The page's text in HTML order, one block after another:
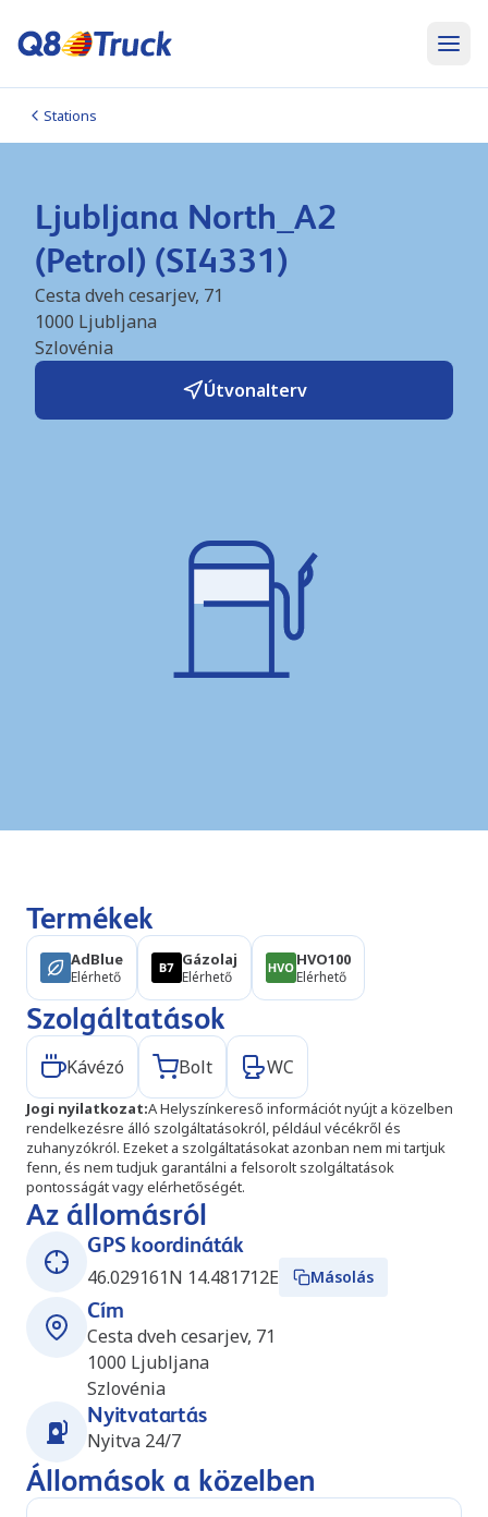
Stations
Ljubljana North_A2
(Petrol) (SI4331)
Cesta dveh cesarjev, 71
1000 Ljubljana
Szlovénia
Útvonalterv
Termékek
AdBlue
Elérhető
Gázolaj
Elérhető
HVO100
Elérhető
Szolgáltatások
Kávézó Bolt WC
Jogi nyilatkozat:A Helyszínkereső információt nyújt a közelben
rendelkezésre álló szolgáltatásokról, például vécékről és
zuhanyzókról. Ezeket a szolgáltatásokat azonban nem mi tartjuk
fenn, és nem tudjuk garantálni a felsorolt szolgáltatások
pontosságát vagy elérhetőségét.
Az állomásról
GPS koordináták
46.029161N 14.481712E
Másolás
Cím
Cesta dveh cesarjev, 71
1000 Ljubljana
Szlovénia
Nyitvatartás
Nyitva 24/7
Állomások a közelben